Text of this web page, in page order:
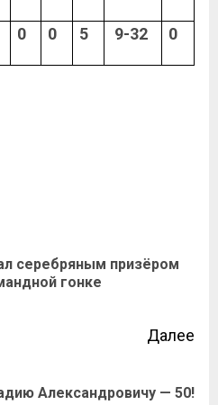
0 0 5 9-32 0
серебряным призёром
гонке
Далее
Александровичу — 50!